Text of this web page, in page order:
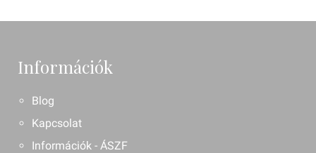
Információk
Blog
Kapcsolat
Információk - ÁSZF